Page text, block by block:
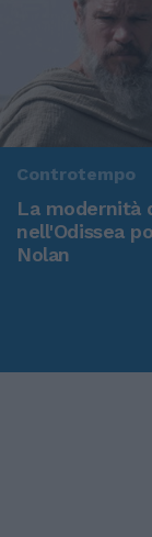
Controtempo
La modernità
nell'Odissea
Nolan